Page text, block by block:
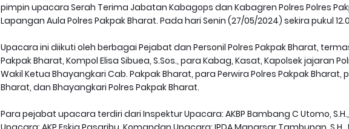
pimpin upacara Serah Terima Jabatan Kabagops dan Kabagren Polres Polres
Lapangan Aula Polres Pakpak Bharat. Pada hari Senin (27/05/2024) sekira pukul
Upacara ini diikuti oleh berbagai Pejabat dan Personil Polres Pakpak Bharat,
Pakpak Bharat, Kompol Elisa Sibuea, S.Sos., para Kabag, Kasat, Kapolsek jajaran
Wakil Ketua Bhayangkari Cab. Pakpak Bharat, para Perwira Polres Pakpak Bharat,
Bharat, dan Bhayangkari Polres Pakpak Bharat.
Para pejabat upacara terdiri dari Inspektur Upacara: AKBP Bambang C Utomo, S.H.,